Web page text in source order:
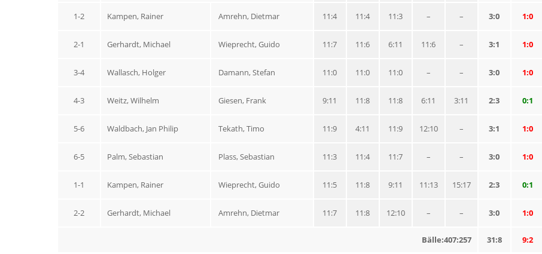
1-2 Kampen, Rainer Amrehn, Dietmar –
–
11:3
11:4
11:4 3:0 1:0
2-1 Gerhardt, Michael Wieprecht, Guido –
11:6
6:11
11:6
11:7 3:1 1:0
3-4 Wallasch, Holger Damann, Stefan –
–
11:0
11:0
11:0 3:0 1:0
4-3 Weitz, Wilhelm Giesen, Frank 3:11
6:11
11:8
11:8
9:11 2:3 0:1
5-6 Waldbach, Jan Philip Tekath, Timo –
12:10
11:9
4:11
11:9 3:1 1:0
6-5 Palm, Sebastian Plass, Sebastian –
–
11:7
11:4
11:3 3:0 1:0
1-1 Kampen, Rainer Wieprecht, Guido 15:17
11:13
9:11
11:8
11:5 2:3 0:1
2-2 Gerhardt, Michael Amrehn, Dietmar –
–
12:10
11:8
11:7 3:0 1:0
9:2
31:8
Bälle:407:257